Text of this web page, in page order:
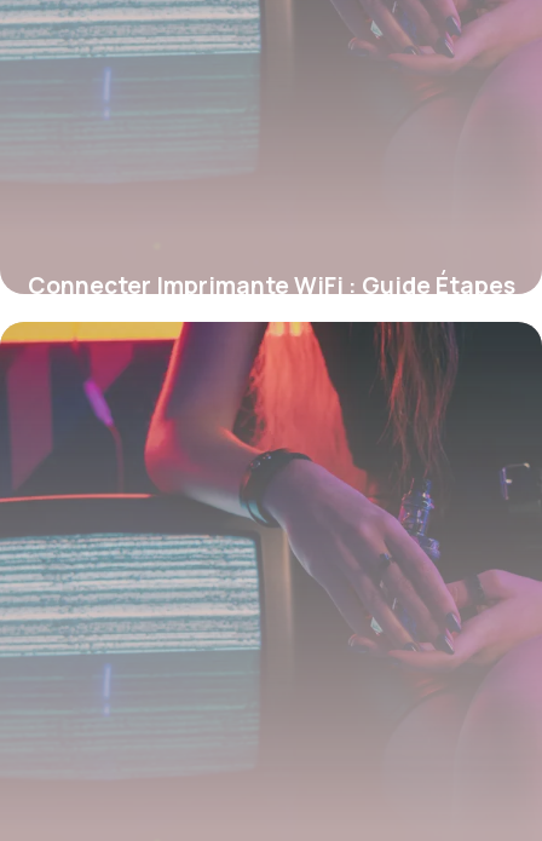
Connecter Imprimante WiFi : Guide Étapes
28 mai 2026